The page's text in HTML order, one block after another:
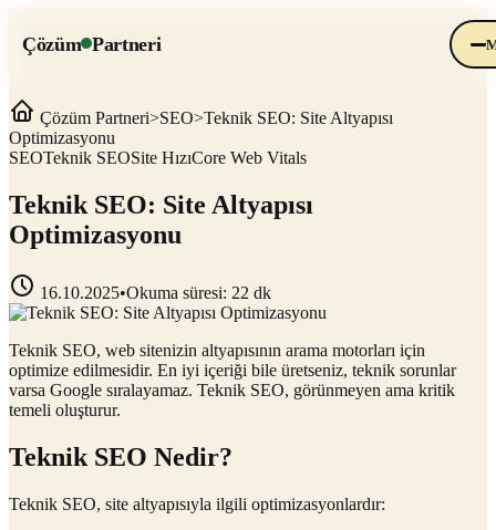
Çözüm Partneri
Çözüm Partneri>SEO>Teknik SEO: Site Altyapısı
Optimizasyonu
SEOTeknik SEOSite HızıCore Web Vitals
Teknik SEO: Site Altyapısı
Optimizasyonu
16.10.2025•Okuma süresi: 22 dk
Teknik SEO, web sitenizin altyapısının arama motorları için
optimize edilmesidir. En iyi içeriği bile üretseniz, teknik sorunlar
varsa Google sıralayamaz. Teknik SEO, görünmeyen ama kritik
temeli oluşturur.
Teknik SEO Nedir?
Teknik SEO, site altyapısıyla ilgili optimizasyonlardır: